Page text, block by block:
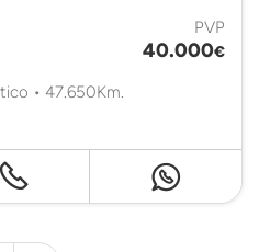
PVP
40.000€
• 47.650Km.